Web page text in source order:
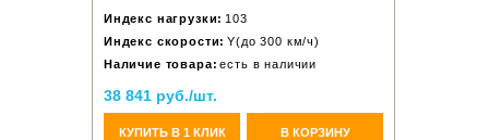
Индекс нагрузки: 103
Индекс скорости: Y(до 300 км/ч)
Наличие товара: есть в наличии
38 841 руб./шт.
КУПИТЬ В 1 КЛИК В КОРЗИНУ